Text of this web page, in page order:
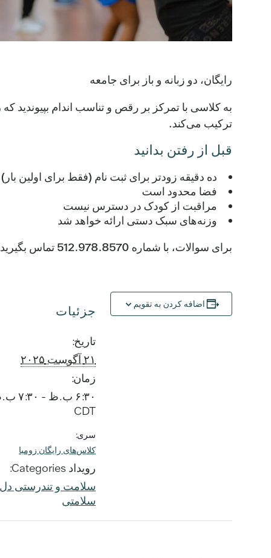
رایگان، دو زبانه و باز برای جامعه
به کلاسی با تمرکز بر رقص و تناسب اندام
ترکیب می‌کند.
قبل از رفتن بدانید
ده دقیقه زودتر برای ثبت نام (فقط برای اولین
فضا محدود است
مراقبت از کودک در دسترس نیست
وزنه‌های سبک دستی ارائه خواهد شد
برای سوالات، با شماره 512.978.8570 تماس بگیرید.
اضافه کردن به تقویم جزئیات
تاریخ:
۲۱ آگوست ۲۰۲۵
زمان:
۶:۳۰ ب.ظ - ۷:۳۰ ب.ظ
CDT
سری:
کلاس‌های رایگان زومبا
رویداد Categories:
سلامت و تندرستی دل
سلامتی